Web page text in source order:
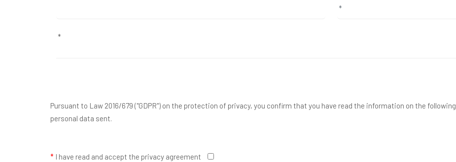
Pursuant to Law 2016/679 ("GDPR") on the protection of privacy, you confirm that you have read the information on the following
personal data sent.
* I have read and accept the privacy agreement